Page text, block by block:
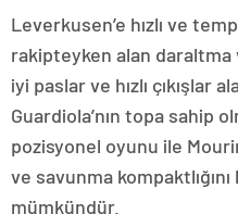
Leverkusen’e hızlı ve
rakipteyken alan
iyi paslar ve hızlı çıkışlar
Guardiola’nın topa sahip
pozisyonel oyunu ile
ve savunma
mümkündür.